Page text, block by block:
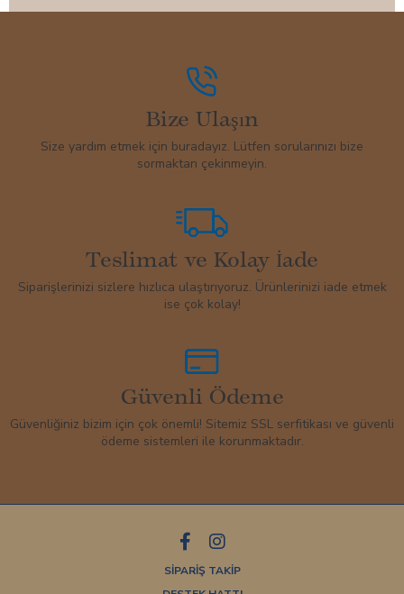
Bize Ulaşın
Size yardım etmek için buradayız. Lütfen sorularınızı bize
sormaktan çekinmeyin.
Teslimat ve Kolay İade
Siparişlerinizi sizlere hızlıca ulaştırıyoruz. Ürünlerinizi iade etmek
ise çok kolay!
Güvenli Ödeme
Güvenliğiniz bizim için çok önemli! Sitemiz SSL serfitikası ve güvenli
ödeme sistemleri ile korunmaktadır.
SİPARİŞ TAKİP